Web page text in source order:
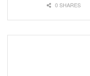
0 SHARES